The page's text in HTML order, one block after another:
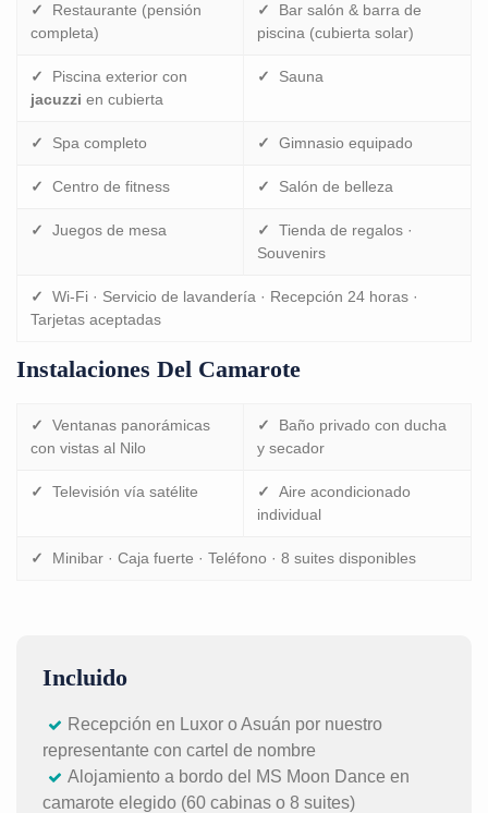
✓
Restaurante (pensión
completa)
✓
Bar salón & barra de
piscina (cubierta solar)
✓
Piscina exterior con
jacuzzi en cubierta
✓ Sauna
✓ Spa completo ✓ Gimnasio equipado
✓ Centro de fitness ✓ Salón de belleza
✓ Juegos de mesa ✓
Tienda de regalos ·
Souvenirs
✓
Wi-Fi · Servicio de lavandería · Recepción 24 horas ·
Tarjetas aceptadas
Instalaciones Del Camarote
✓
Ventanas panorámicas
con vistas al Nilo
✓
Baño privado con ducha
y secador
✓ Televisión vía satélite ✓
Aire acondicionado
individual
✓ Minibar · Caja fuerte · Teléfono · 8 suites disponibles
Incluido
Recepción en Luxor o Asuán por nuestro
representante con cartel de nombre
Alojamiento a bordo del MS Moon Dance en
camarote elegido (60 cabinas o 8 suites)